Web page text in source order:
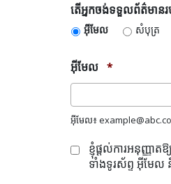
តើ
អ្នក
ចង់
ព័ត៌មាន
របស់
ដោយ
របៀបណា
គម្រោង
តើអ្នកចង់ទទួលព័ត៌មា
អ៊ីមែល សំបុត្រ
អ៊ីមែល *
អ៊ីមែល៖
ជ្រើសរើស
ចូល៖
ខ្ញុំផ្តល់ការអនុញ្ញ
ទាំងទូរស័ព្ទ អ៊ីមែល